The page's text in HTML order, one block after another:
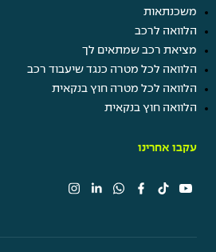
משכנתאות
הלוואה לרכב
מציאת רכב שמתאים לך
הלוואה לכל מטרה כנגד שיעבוד רכב
הלוואה לכל מטרה חוץ בנקאית
הלוואה חוץ בנקאית
עקבו אחרינו